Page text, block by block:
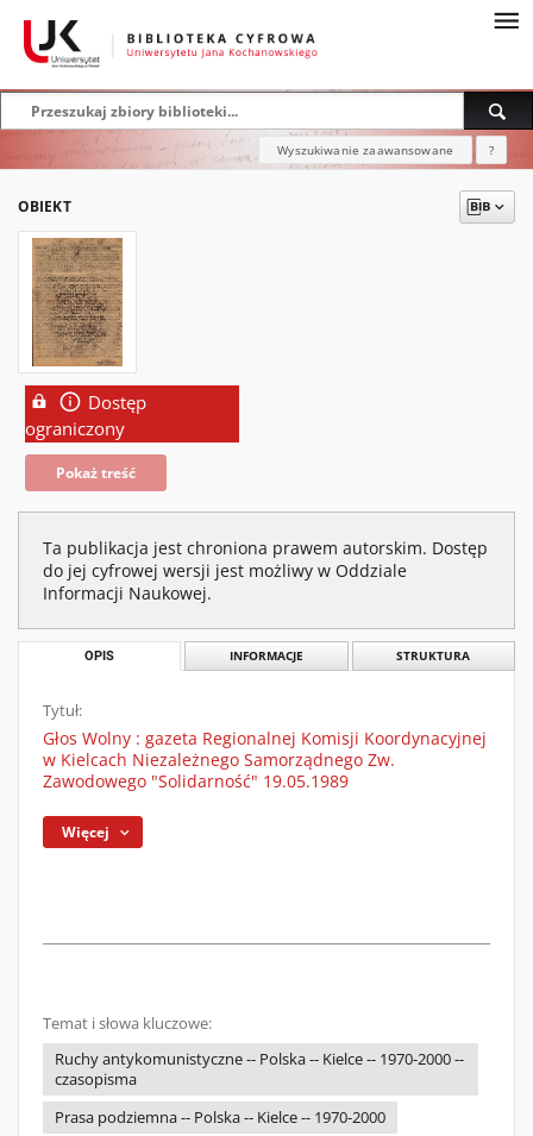
Wyszukiwanie zaawansowane ?
OBIEKT
Dostęp
ograniczony
Pokaż treść
Ta publikacja jest chroniona prawem autorskim. Dostęp
do jej cyfrowej wersji jest możliwy w Oddziale
Informacji Naukowej.
OPIS INFORMACJE STRUKTURA
Tytuł:
Głos Wolny : gazeta Regionalnej Komisji Koordynacyjnej
w Kielcach Niezależnego Samorządnego Zw.
Zawodowego "Solidarność" 19.05.1989
Więcej
Temat i słowa kluczowe:
Ruchy antykomunistyczne -- Polska -- Kielce -- 1970-2000 --
czasopisma
Prasa podziemna -- Polska -- Kielce -- 1970-2000